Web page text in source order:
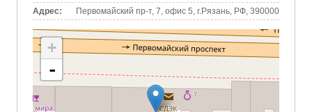
Адрес:
Первомайский пр-т, 7, офис 5, г.Рязань, РФ, 390000
+
-